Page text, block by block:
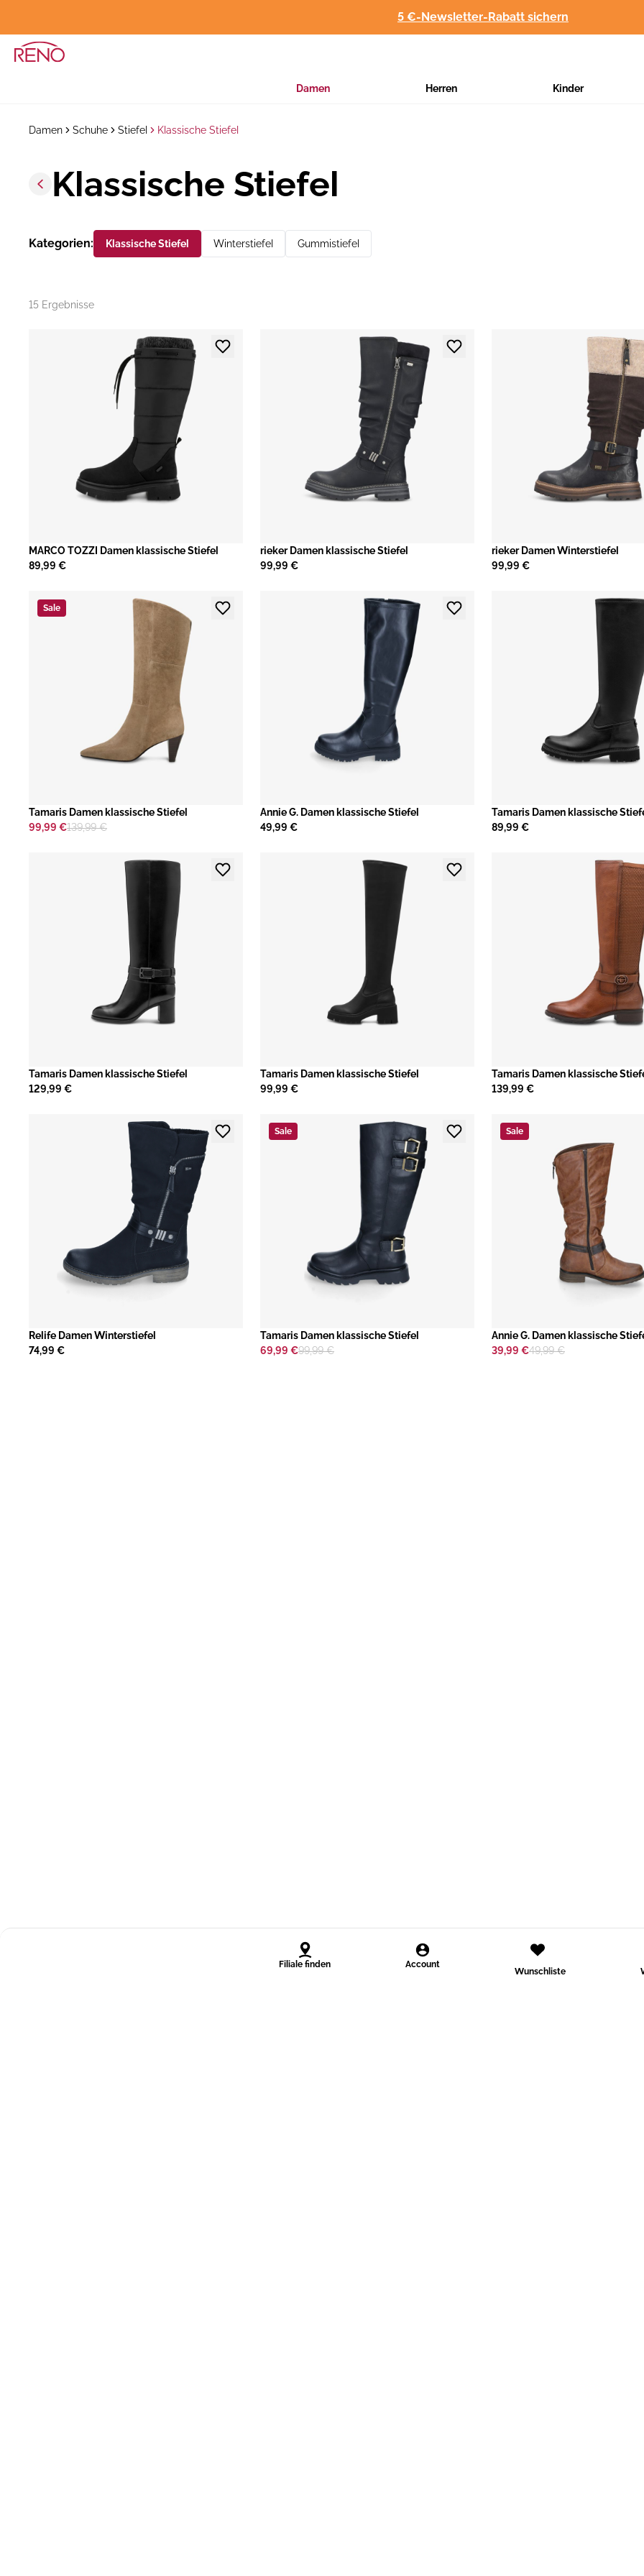
5 €-Newsletter-Rabatt sichern
Damen Herren Kinder
Damen Schuhe Stiefel Klassische Stiefel
Klassische Stiefel
Kategorien: Klassische Stiefel Winterstiefel Gummistiefel
15 Ergebnisse
MARCO TOZZI Damen klassische Stiefel
89,99 €
rieker Damen klassische Stiefel
99,99 €
rieker Damen Winterstiefel
99,99 €
Sale
Tamaris Damen klassische Stiefel
99,99 €139,99 €
Annie G. Damen klassische Stiefel
49,99 €
Tamaris Damen klassische
89,99 €
Tamaris Damen klassische Stiefel
129,99 €
Tamaris Damen klassische Stiefel
99,99 €
Tamaris Damen klassische
139,99 €
Relife Damen Winterstiefel
74,99 €
Sale
Tamaris Damen klassische Stiefel
69,99 €99,99 €
Sale
Annie G. Damen klassische
39,99 €49,99 €
Filiale finden Account
Wunschliste